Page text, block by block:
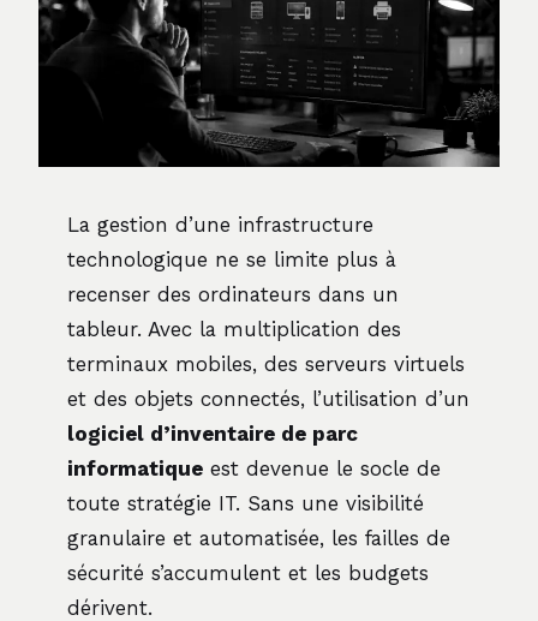
La gestion d’une infrastructure
technologique ne se limite plus à
recenser des ordinateurs dans un
tableur. Avec la multiplication des
terminaux mobiles, des serveurs virtuels
et des objets connectés, l’utilisation d’un
logiciel d’inventaire de parc
informatique est devenue le socle de
toute stratégie IT. Sans une visibilité
granulaire et automatisée, les failles de
sécurité s’accumulent et les budgets
dérivent.